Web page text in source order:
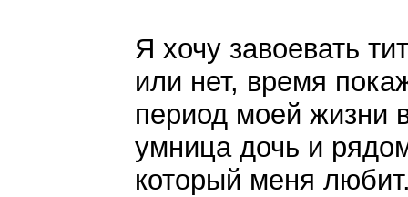
Я хочу завоевать
или нет, время
период моей жизни
умница дочь и
который меня